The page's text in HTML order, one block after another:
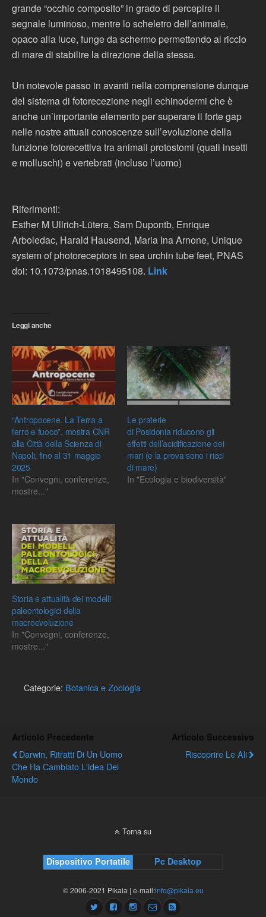
grande “occhio composito” in grado di percepire il
segnale luminoso, mentre lo scheletro dell’animale,
opaco alla luce, funge da schermo permettendo al riccio
di mare di stabilire la direzione della stessa.
Un notevole passo in avanti nella comprensione dunque
del sistema di fotorecezione negli echinodermi che è
anche un’importante elemento per superare il forte gap
nelle nostre attuali conoscenze sull’evoluzione della
funzione fotorecettiva tra animali protostomi (quali insetti
e molluschi) e vertebrati (incluso l’uomo)
Riferimenti:
Esther M Ullrich-Lütera, Sam Dupontb, Enrique
Arboledac, Harald Hausend, Maria Ina Arnone, Unique
system of photoreceptors in sea urchin tube feet, PNAS
doi: 10.1073/pnas.1018495108. Link
Leggi anche
“Antropocene. La Terra a
ferro e fuoco”, mostra CNR
alla Città della Scienza di
Napoli, fino al 31 maggio
2025
In "Convegni, conferenze,
mostre..."
Le praterie
di Posidonia riducono gli
effetti dell’acidificazione dei
mari (e la prova sono i ricci
di mare)
In "Ecologia e biodiversità"
Storia e attualità dei modelli
paleontologici della
macroevoluzione
In "Convegni, conferenze,
mostre..."
Categorie: Botanica e Zoologia
Articolo Precedente
Darwin, Ritratti Di Un Uomo
Che Ha Cambiato L'idea Del
Mondo
Articolo Successivo
Riscoprire Le Ali
Torna su
Dispositivo Portatile Pc Desktop
© 2006-2021 Pikaia | e-mail:info@pikaia.eu